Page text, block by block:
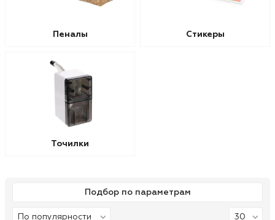
Пеналы Стикеры
Точилки
Подбор по параметрам